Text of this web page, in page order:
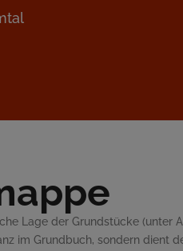
Lage der Grundstücke
im Grundbuch, sondern dient